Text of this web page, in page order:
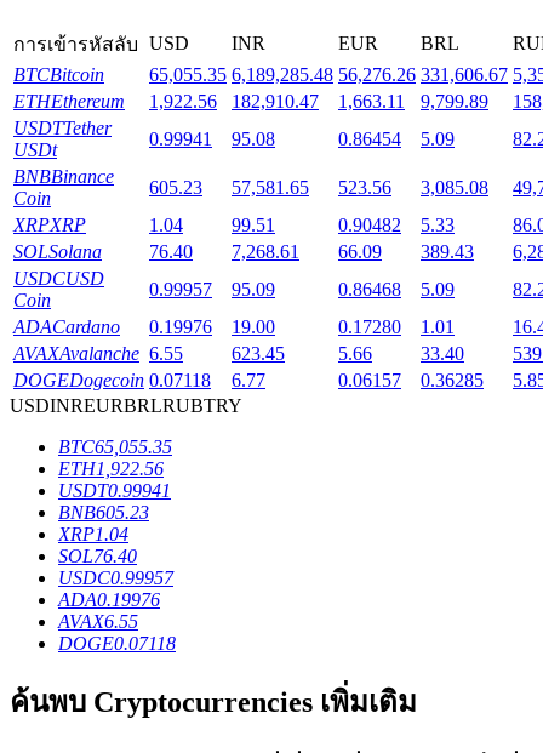
การล็อค BTR
การลงทุนพิเศษสำหรับผู้ถือ BTR
เงินกู้
บริการยืมเงินที่ได้รับการสนับสนุนจาก Crypto
คว้าผลกำไรระยะยาวและผลประโยชน์ที่ยืดหยุ่น
การเข้ารหัสลับ USD INR EUR BRL
BTCBitcoin 65,055.35 6,189,285.48 56,276.26 331,606.67
ETHEthereum 1,922.56 182,910.47 1,663.11 9,799.89
USDTTether
USDt
0.99941 95.08 0.86454 5.09
BNBBinance
Coin
605.23 57,581.65 523.56 3,085.08
XRPXRP 1.04 99.51 0.90482 5.33
SOLSolana 76.40 7,268.61 66.09 389.43
USDCUSD
Coin
0.99957 95.09 0.86468 5.09
ADACardano 0.19976 19.00 0.17280 1.01
AVAXAvalanche 6.55 623.45 5.66 33.40
DOGEDogecoin 0.07118 6.77 0.06157 0.36285
USDINREURBRLRUBTRY
BTC65,055.35
ETH1,922.56
USDT0.99941
BNB605.23
XRP1.04
SOL76.40
USDC0.99957
ADA0.19976
AVAX6.55
DOGE0.07118
ค้นพบ Cryptocurrencies เพิ่มเติม